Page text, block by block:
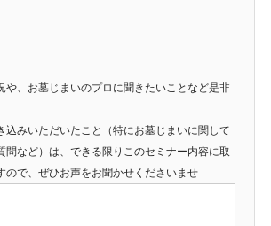
、お墓じまいのプロに聞きたいことなど是非
みいただいたこと（特にお墓じまいに関して
問など）は、できる限りこのセミナー内容に取
ので、ぜひお声をお聞かせくださいませ